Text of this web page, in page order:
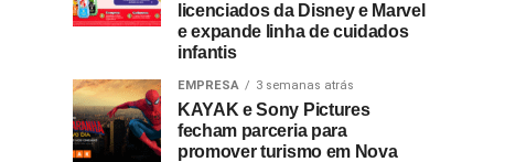
licenciados da Disney e Marvel
e expande linha de cuidados
infantis
EMPRESA 3 semanas atrás
KAYAK e Sony Pictures
fecham parceria para
promover turismo em Nova